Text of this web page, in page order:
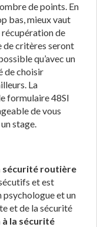
de points. En
bas, mieux vaut
récupération de
de critères seront
qu’avec un
de choisir
La
formulaire 48SI
de vous
stage.
sécurité routière
et est
psychologue et un
et de la sécurité
la sécurité